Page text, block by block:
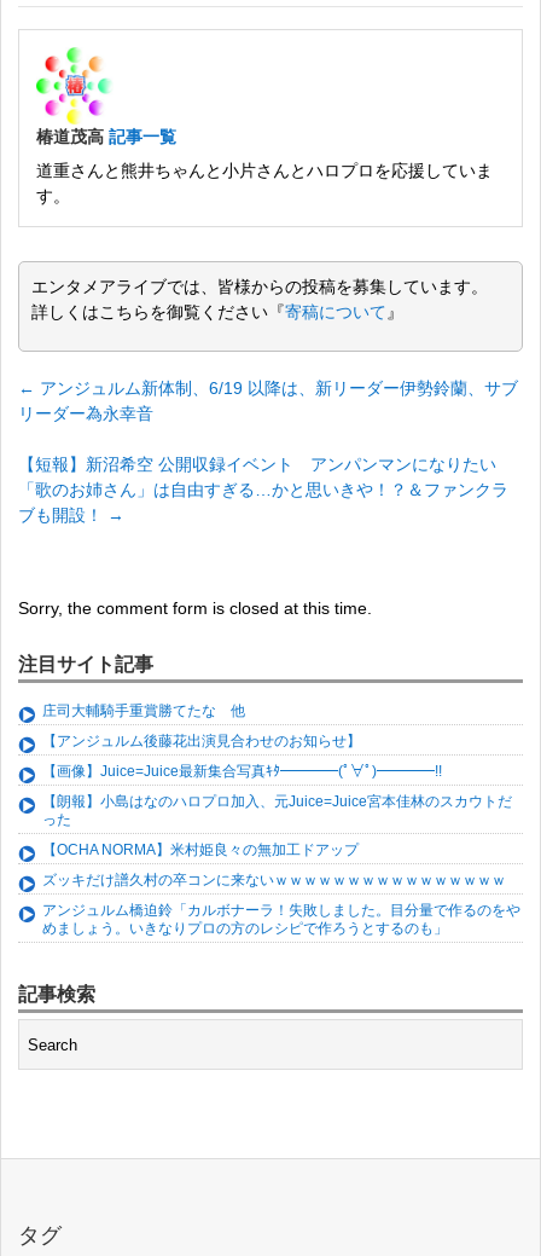
椿道茂高 記事一覧
道重さんと熊井ちゃんと小片さんとハロプロを応援していま
す。
エンタメアライブでは、皆様からの投稿を募集しています。
詳しくはこちらを御覧ください『寄稿について 』
← アンジュルム新体制、6/19 以降は、新リーダー伊勢鈴蘭、サブ
リーダー為永幸音
【短報】新沼希空 公開収録イベント アンパンマンになりたい
「歌のお姉さん」は自由すぎる…かと思いきや！？＆ファンクラ
ブも開設！
→
Sorry, the comment form is closed at this time.
注目サイト記事
庄司大輔騎手重賞勝てたな 他
【アンジュルム後藤花出演見合わせのお知らせ】
【画像】Juice=Juice最新集合写真ｷﾀ━━━━(ﾟ∀ﾟ)━━━━!!
【朗報】小島はなのハロプロ加入、元Juice=Juice宮本佳林のスカウトだ
った
【OCHA NORMA】米村姫良々の無加工ドアップ
ズッキだけ譜久村の卒コンに来ないｗｗｗｗｗｗｗｗｗｗｗｗｗｗｗｗ
アンジュルム橋迫鈴「カルボナーラ！失敗しました。目分量で作るのをや
めましょう。いきなりプロの方のレシピで作ろうとするのも」
記事検索
タグ